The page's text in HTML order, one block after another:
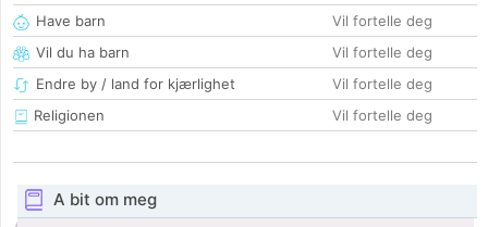
Have barn
Vil fortelle deg
Vil du ha barn
Vil fortelle deg
Endre by / land for kjærlighet
Vil fortelle deg
Religionen
Vil fortelle deg
A bit om meg